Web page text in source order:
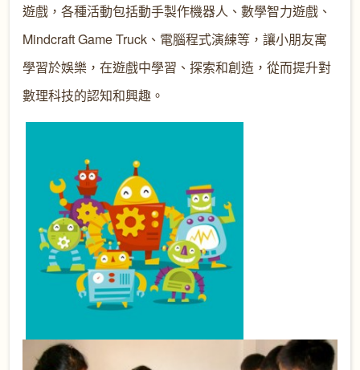
遊戲，各種活動包括動手製作機器人、數學智力遊戲、
Mindcraft Game Truck、電腦程式演練等，讓小朋友寓
學習於娛樂，在遊戲中學習、探索和創造，從而提升對
數理科技的認知和興趣。